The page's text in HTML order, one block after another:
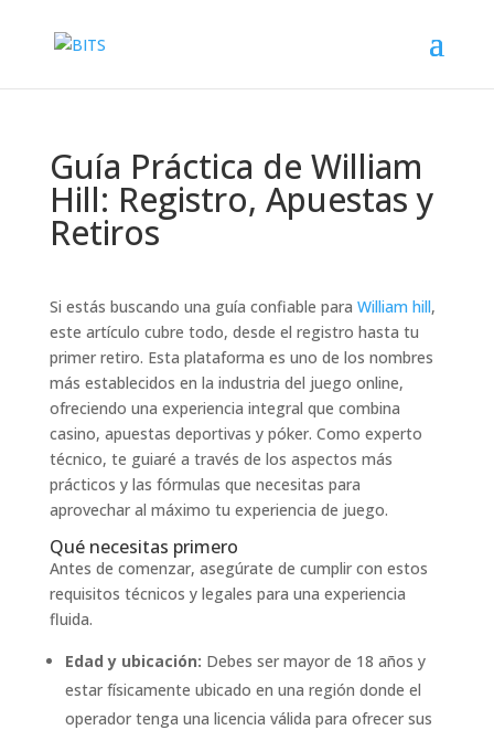
Guía Práctica de William
Hill: Registro, Apuestas y
Retiros
Si estás buscando una guía confiable para William hill,
este artículo cubre todo, desde el registro hasta tu
primer retiro. Esta plataforma es uno de los nombres
más establecidos en la industria del juego online,
ofreciendo una experiencia integral que combina
casino, apuestas deportivas y póker. Como experto
técnico, te guiaré a través de los aspectos más
prácticos y las fórmulas que necesitas para
aprovechar al máximo tu experiencia de juego.
Qué necesitas primero
Antes de comenzar, asegúrate de cumplir con estos
requisitos técnicos y legales para una experiencia
fluida.
Edad y ubicación: Debes ser mayor de 18 años y
estar físicamente ubicado en una región donde el
operador tenga una licencia válida para ofrecer sus